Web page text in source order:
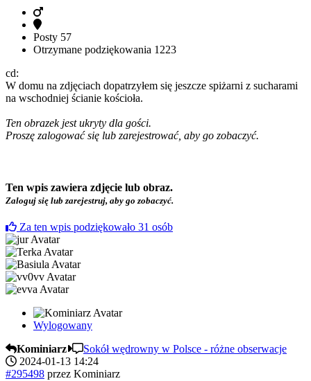
Posty 57
Otrzymane podziękowania 1223
cd:
W domu na zdjęciach dopatrzyłem się jeszcze spiżarni z sucharami
na wschodniej ścianie kościoła.
Ten obrazek jest ukryty dla gości.
Proszę zalogować się lub zarejestrować, aby go zobaczyć.
Ten wpis zawiera zdjęcie lub obraz.
Zaloguj się lub zarejestruj, aby go zobaczyć.
Za ten wpis podziękowało 31 osób
Wylogowany
Kominiarz
Sokół wędrowny w Polsce - różne obserwacje
2024-01-13 14:24
#295498 przez Kominiarz